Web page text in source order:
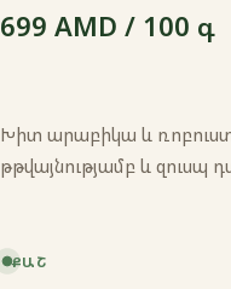
699 AMD / 100 գ
Խիտ արաբիկա և
թթվայնությամբ և զուսպ
ՔԱՇ